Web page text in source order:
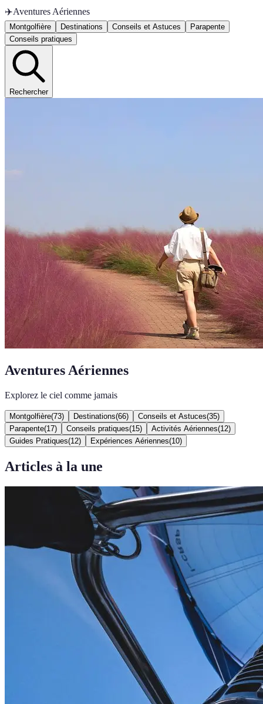
✈️Aventures Aériennes
Montgolfière Destinations Conseils et Astuces
Parapente
Conseils pratiques
Rechercher
Aventures Aériennes
Explorez le ciel comme jamais
Montgolfière(73) Destinations(66) Conseils et Astuces(35)
Parapente(17) Conseils pratiques(15) Activités Aériennes(12)
Guides Pratiques(12) Expériences Aériennes(10)
Articles à la une